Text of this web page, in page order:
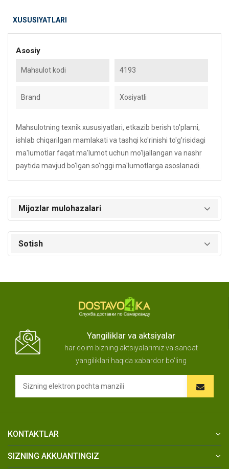
XUSUSIYATLARI
Asosiy
Mahsulot kodi 4193
Brand Xosiyatli
Mahsulotning texnik xususiyatlari, etkazib berish to'plami,
ishlab chiqarilgan mamlakati va tashqi ko'rinishi to'g'risidagi
ma'lumotlar faqat ma'lumot uchun mo'ljallangan va nashr
paytida mavjud bo'lgan so'nggi ma'lumotlarga asoslanadi.
Mijozlar mulohazalari
Sotish
Yangiliklar va aktsiyalar
har doim bizning aktsiyalarimiz va sanoat
yangiliklari haqida xabardor bo'ling
KONTAKTLAR
SIZNING AKKUANTINGIZ